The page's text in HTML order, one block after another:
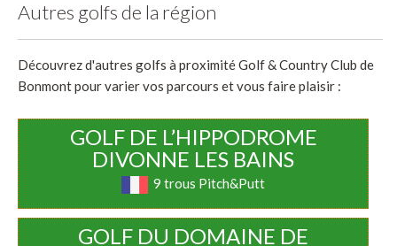
Autres golfs de la région
Découvrez d'autres golfs à proximité Golf & Country Club de
Bonmont pour varier vos parcours et vous faire plaisir :
GOLF DE L’HIPPODROME
DIVONNE LES BAINS
9 trous Pitch&Putt
GOLF DU DOMAINE DE